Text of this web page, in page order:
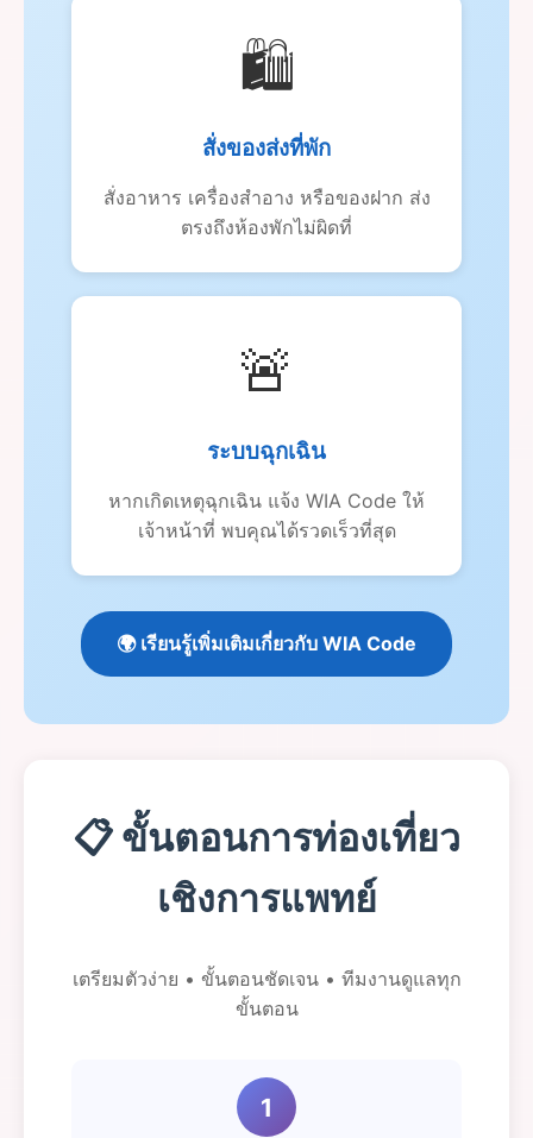
🛍️
สั่งของส่งที่พัก
สั่งอาหาร เครื่องสำอาง หรือของฝาก ส่ง
ตรงถึงห้องพักไม่ผิดที่
🚨
ระบบฉุกเฉิน
หากเกิดเหตุฉุกเฉิน แจ้ง WIA Code ให้
เจ้าหน้าที่ พบคุณได้รวดเร็วที่สุด
🌍 เรียนรู้เพิ่มเติมเกี่ยวกับ WIA Code
📋 ขั้นตอนการท่องเที่ยว
เชิงการแพทย์
เตรียมตัวง่าย • ขั้นตอนชัดเจน • ทีมงานดูแลทุก
ขั้นตอน
1